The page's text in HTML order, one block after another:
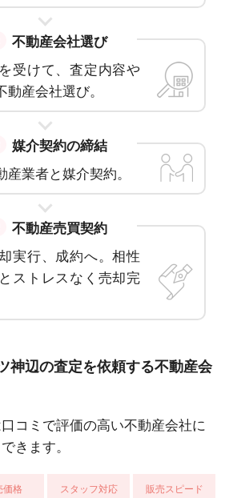
不動産会社選び
受けて、査定内容や
産会社選び。
媒介契約の締結
業者と媒介契約。
不動産売買契約
実行、成約へ。相性
ストレスなく売却完
神辺の査定を依頼する不動産会
コミで評価の高い不動産会社に
きます。
価格 スタッフ対応 販売スピード